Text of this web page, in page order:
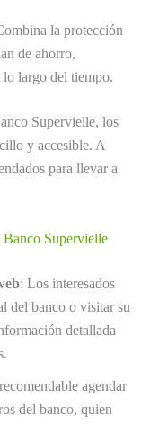
la protección
de ahorro,
largo del tiempo.
Supervielle, los
y accesible. A
para llevar a
Banco Supervielle
: Los interesados
del banco o visitar su
detallada
agendar
del banco, quien